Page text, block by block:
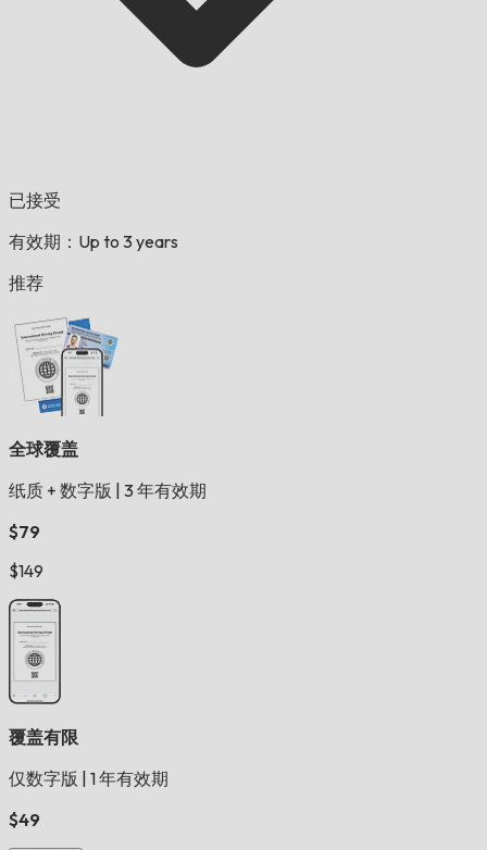
已接受
有效期：Up to 3 years
推荐
全球覆盖
纸质 + 数字版
3 年有效期
$79
$149
覆盖有限
仅数字版
1 年有效期
$49